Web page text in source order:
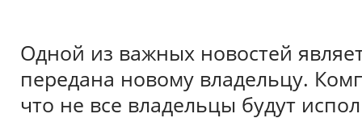
Одной из важных новостей
передана новому владельцу.
что не все владельцы будут